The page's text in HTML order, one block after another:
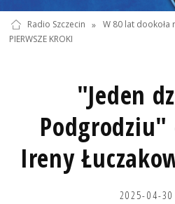
Radio Szczecin » W 80 lat dookoła
PIERWSZE KROKI
"Jeden
Ireny
2025-04-30